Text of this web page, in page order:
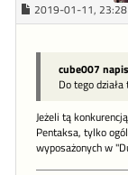
2019-01-11, 23:28
cube007
Do tego
Jeżeli tą
Pentaksa, tylko
wyposażonych w